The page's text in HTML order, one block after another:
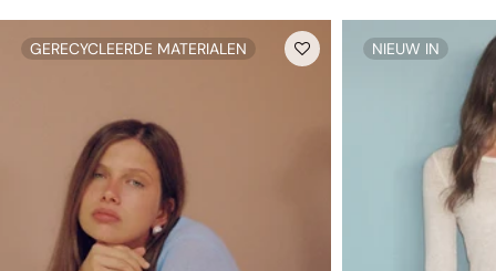
GERECYCLEERDE MATERIALEN NIEUW IN